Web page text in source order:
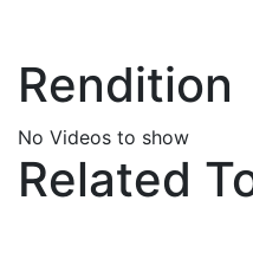
Rendition
No Videos to show
Related